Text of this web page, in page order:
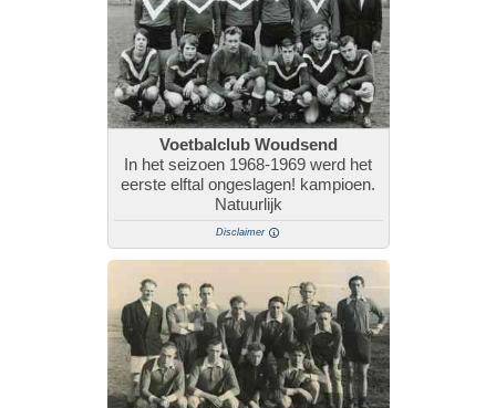
Voetbalclub Woudsend
In het seizoen 1968-1969 werd het
eerste elftal ongeslagen! kampioen.
Natuurlijk
Disclaimer